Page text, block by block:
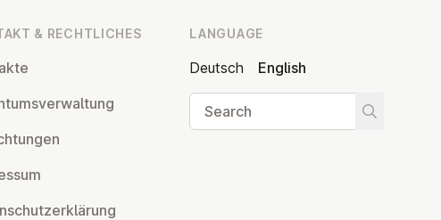
& RECHT­LICHES LANGUAGE
Deutsch
English
Search
Start